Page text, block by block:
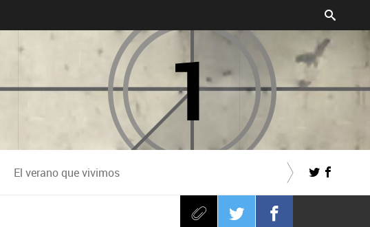
El verano que vivimos